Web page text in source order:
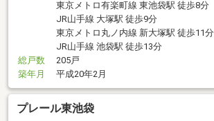
東京メトロ有楽町線 東池袋駅 徒歩8分
JR山手線 大塚駅 徒歩9分
東京メトロ丸ノ内線 新大塚駅 徒歩11分
JR山手線 池袋駅 徒歩13分
総戸数
205戸
築年月
平成20年2月
プレール東池袋